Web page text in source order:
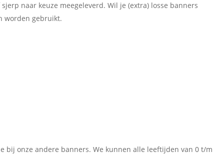
naar keuze meegeleverd. Wil je (extra) losse banners
worden gebruikt.
bij onze andere banners. We kunnen alle leeftijden van 0 t/m